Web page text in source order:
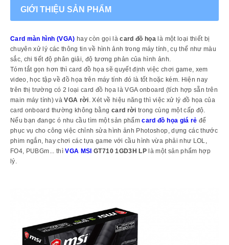
GIỚI THIỆU SẢN PHẨM
Card màn hình (VGA) hay còn gọi làcard đồ họa là một loại thiết bị
chuyên xử lý các thông tin về hình ảnh trong máy tính, cụ thể như màu
sắc, chi tiết độ phân giải, độ tương phản của hình ảnh.
Tóm tắt gọn hơn thì card đồ họa sẽ quyết định việc chơi game, xem
video, học tập về đồ họa trên máy tính đó là tốt hoặc kém. Hiện nay
trên thị trường có 2 loại card đồ họa là VGA onboard (tích hợp sẵn trên
main máy tính) vàVGA rời. Xét về hiệu năng thì việc xử lý đồ họa của
card onboard thường không bằng card rời trong cùng một cấp độ.
Nếu bạn đangc ó nhu cầu tìm một sản phẩm card đồ họa giá rẻ để
phục vụ cho công việc chỉnh sửa hình ảnh Photoshop, dựng các thước
phim ngắn, hay chơi các tựa game với cầu hình vừa phải như LOL,
FO4, PUBGm... thìVGA MSI GT710 1GD3H LP là một sản phẩm hợp
lý.